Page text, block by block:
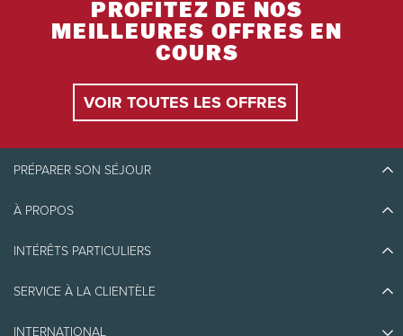
PROFITEZ DE NOS
MEILLEURES OFFRES EN
COURS
VOIR TOUTES LES OFFRES
PRÉPARER SON SÉJOUR
Découvrir Tremblant
Blogue
Quoi faire
À PROPOS
Écoresponsabilité
Athlètes ambassadeurs
Prix d'excellence
INTÉRÊTS PARTICULIERS
Emplois et carrières
SERVICE À LA CLIENTÈLE
INTERNATIONAL